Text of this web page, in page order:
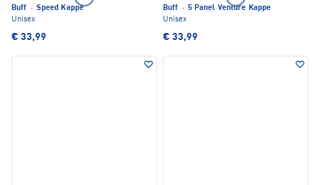
Buff · Speed Kappe
Unisex
€ 33,99
Buff · 5 Panel Venture Kappe
Unisex
€ 33,99